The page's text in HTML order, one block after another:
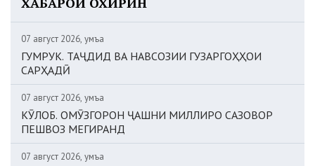
07 август 2026, Ҷумъа
ГУМРУК. ТАҶДИД ВА НАВСОЗИИ ГУЗАРГОҲҲОИ
САРҲАДӢ
07 август 2026, Ҷумъа
КӮЛОБ. ОМӮЗГОРОН ҶАШНИ МИЛЛИРО САЗОВОР
ПЕШВОЗ МЕГИРАНД
07 август 2026, Ҷумъа